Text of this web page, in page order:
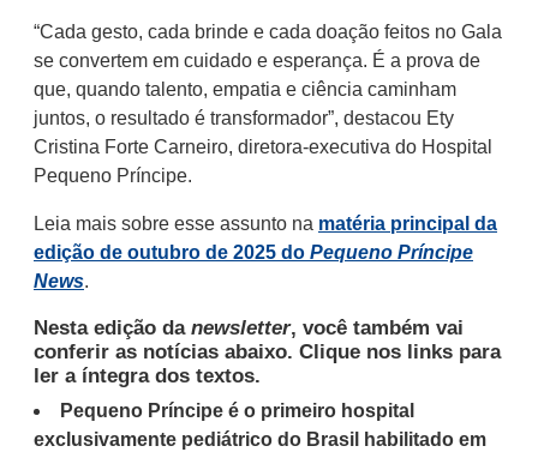
“Cada gesto, cada brinde e cada doação feitos no Gala
se convertem em cuidado e esperança. É a prova de
que, quando talento, empatia e ciência caminham
juntos, o resultado é transformador”, destacou Ety
Cristina Forte Carneiro, diretora-executiva do Hospital
Pequeno Príncipe.
Leia mais sobre esse assunto na matéria principal da
edição de outubro de 2025 do Pequeno Príncipe
News.
Nesta edição da newsletter, você também vai
conferir as notícias abaixo. Clique nos links para
ler a íntegra dos textos.
Pequeno Príncipe é o primeiro hospital
exclusivamente pediátrico do Brasil habilitado em